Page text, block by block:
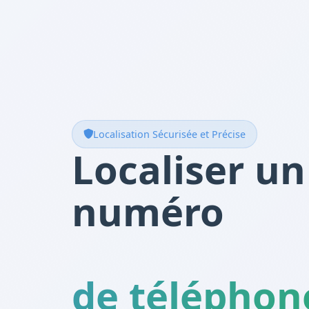
Localisation Sécurisée et Précise
Localiser un
numéro
de